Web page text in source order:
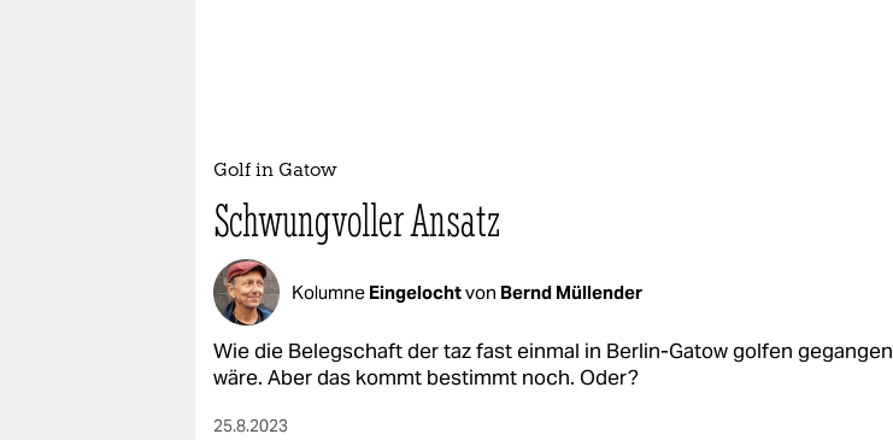
Golf in Gatow
Schwungvoller Ansatz
Kolumne Eingelochtvon Bernd Müllender
Wie die Belegschaft der taz fast einmal in Berlin-Gatow golfen gegangen
wäre. Aber das kommt bestimmt noch. Oder?
25.8.2023